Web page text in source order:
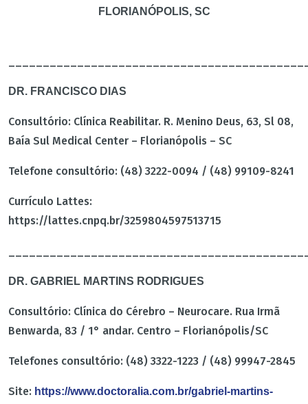
FLORIANÓPOLIS, SC
DR. FRANCISCO DIAS
Consultório: Clínica Reabilitar. R. Menino Deus, 63, Sl 08,
Baía Sul Medical Center – Florianópolis – SC
Telefone consultório: (48) 3222-0094 / (48) 99109-8241
Currículo Lattes:
https://lattes.cnpq.br/3259804597513715
DR. GABRIEL MARTINS RODRIGUES
Consultório: Clínica do Cérebro – Neurocare. Rua Irmã
Benwarda, 83 / 1° andar. Centro – Florianópolis/SC
Telefones consultório: (48) 3322-1223 / (48) 99947-2845
Site: https://www.doctoralia.com.br/gabriel-martins-